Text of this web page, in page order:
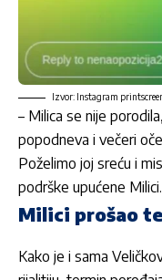
Izvor: Instagram
– Milica se nije
popodneva i večeri
Poželimo joj sreću i
podrške upućene Milici.
Milici prošao
Kako je i sama